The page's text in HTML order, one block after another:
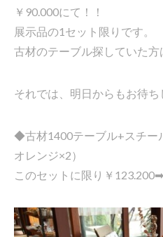
￥90.000にて！！
展示品の1セット限りです。
古材のテーブル探していた方
それでは、明日からもお待ち
◆古材1400テーブル+スチー
オレンジ×2）
このセットに限り￥